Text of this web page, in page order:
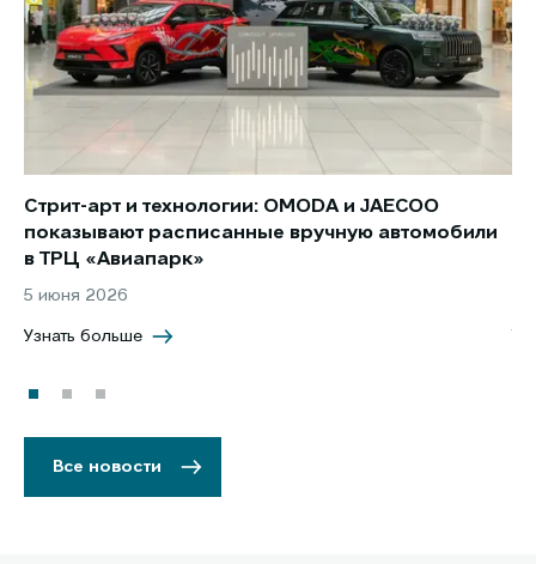
Стрит-арт и технологии: OMODA и JAECOO
показывают расписанные вручную автомобили
в ТРЦ «Авиапарк»
5 июня 2026
Узнать больше
Все новости